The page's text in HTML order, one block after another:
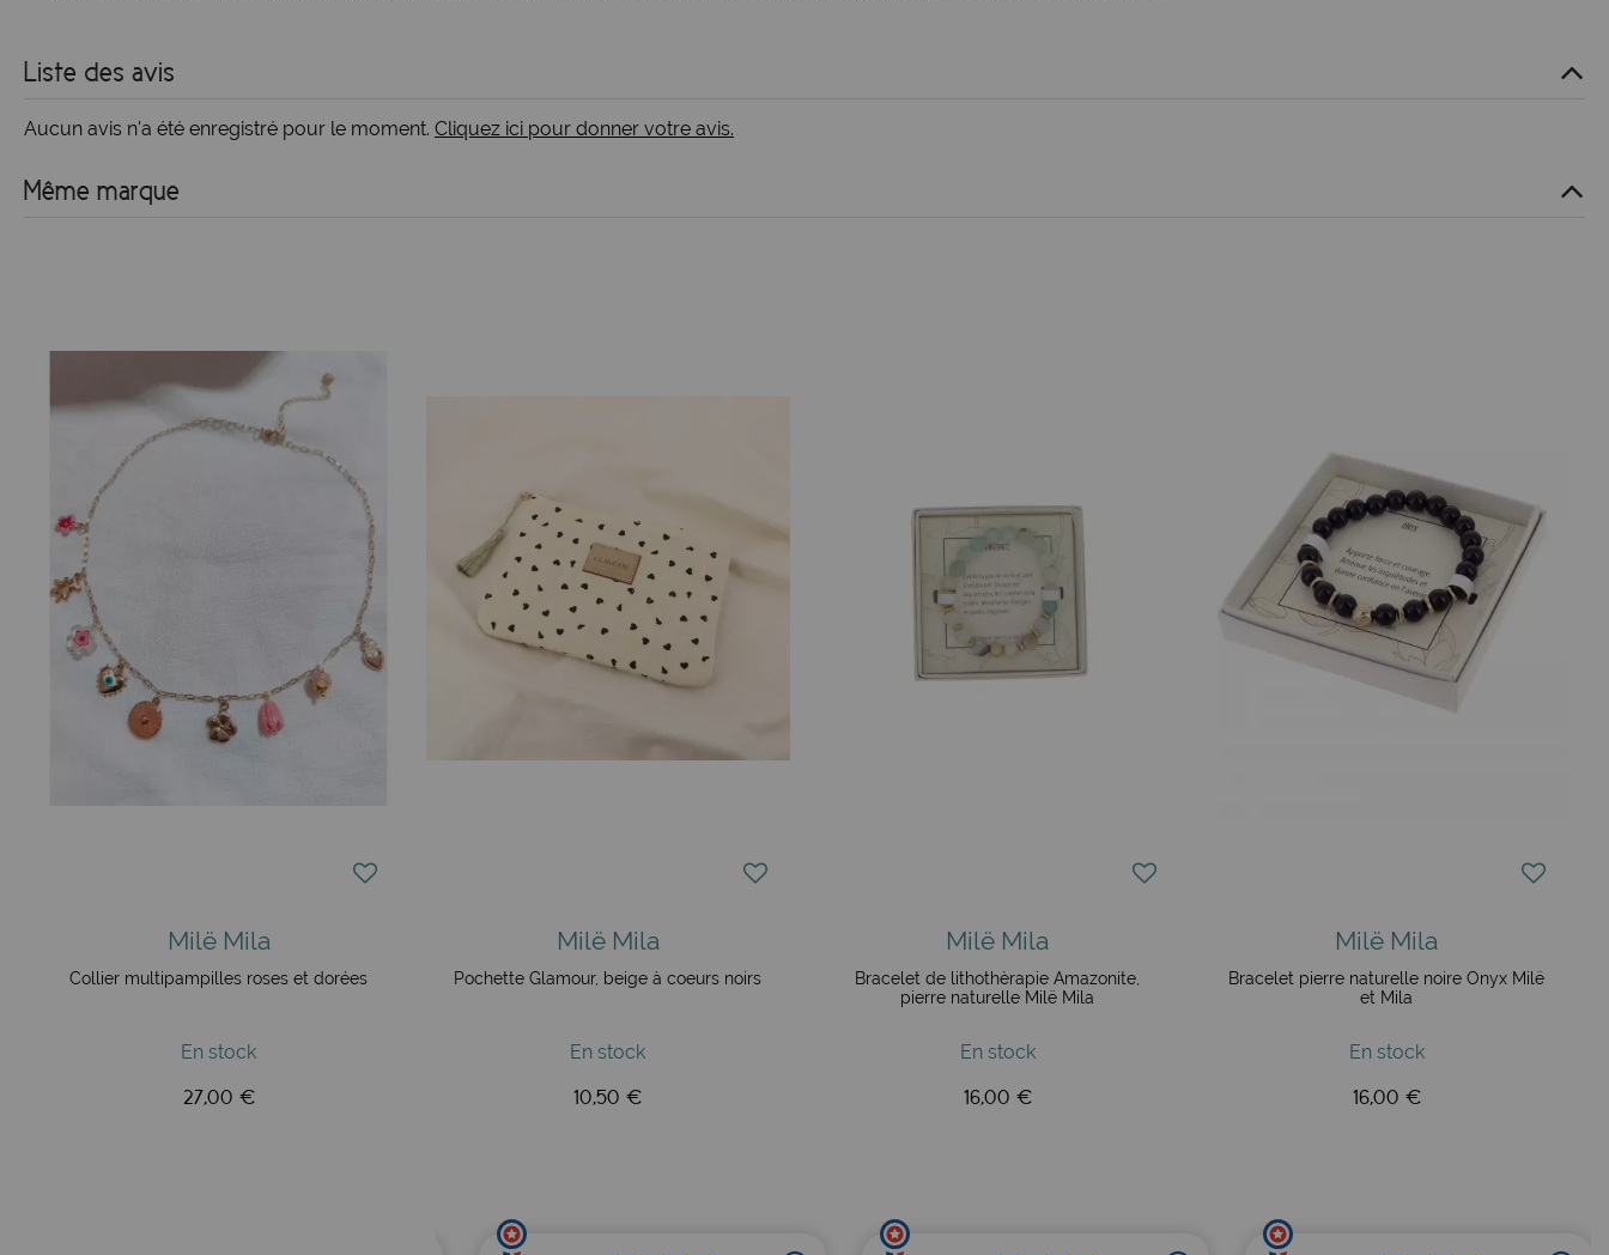
Liste des avis
Aucun avis n'a été enregistré pour le moment. Cliquez ici pour donner votre avis.
Même marque
Milë Mila
Collier multipampilles roses et dorées
En stock
27,00 €
Milë Mila
Pochette Glamour, beige à coeurs noirs
En stock
10,50 €
Milë Mila
Bracelet de lithothèrapie Amazonite,
pierre naturelle Milë Mila
En stock
16,00 €
Milë Mila
Bracelet pierre naturelle noire Onyx Milë
et Mila
En stock
16,00 €